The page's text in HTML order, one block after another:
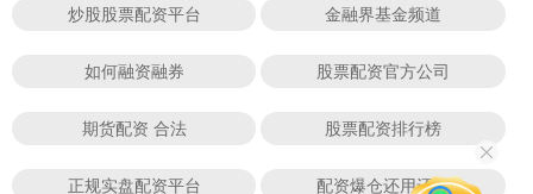
炒股股票配资平台 金融界基金频道
如何融资融券 股票配资官方公司
期货配资 合法 股票配资排行榜
正规实盘配资平台 配资爆仓还用还吗